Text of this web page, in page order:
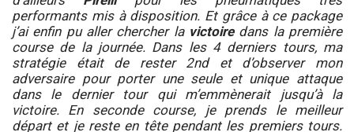
performants mis à disposition. Et grâce à ce package
j’ai enfin pu aller chercher lavictoiredans la première
course de la journée. Dans les 4 derniers tours, ma
stratégie était de rester 2nd et d’observer mon
adversaire pour porter une seule et unique attaque
dans le dernier tour qui m’emmènerait jusqu’à la
victoire. En seconde course, je prends le meilleur
départ et je reste en tête pendant les premiers tours.